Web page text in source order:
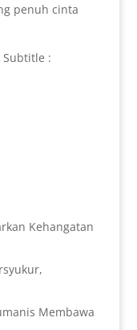
penuh cinta
Subtitle :
Kehangatan
Membawa